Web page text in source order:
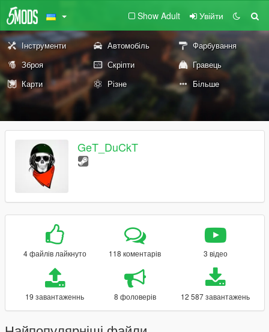
Show Adult Увійти
Інструменти Автомобіль
Фарбування
Зброя
Скріпти
Гравець
Карти
Різне Більше
GeT_DuCkT
4 файлів лайкнуто 118 коментарів 3 відео
19 завантаженнь 8 фоловерів 12 587 завантажень